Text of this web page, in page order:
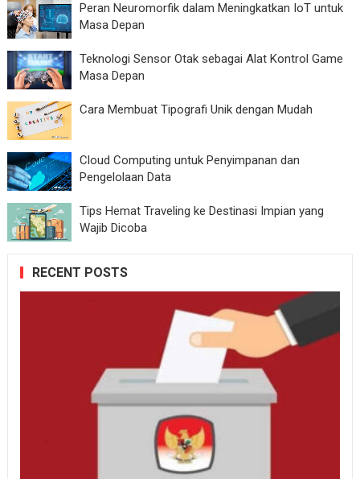
Peran Neuromorfik dalam Meningkatkan IoT untuk
Masa Depan
Teknologi Sensor Otak sebagai Alat Kontrol Game
Masa Depan
Cara Membuat Tipografi Unik dengan Mudah
Cloud Computing untuk Penyimpanan dan
Pengelolaan Data
Tips Hemat Traveling ke Destinasi Impian yang
Wajib Dicoba
RECENT POSTS